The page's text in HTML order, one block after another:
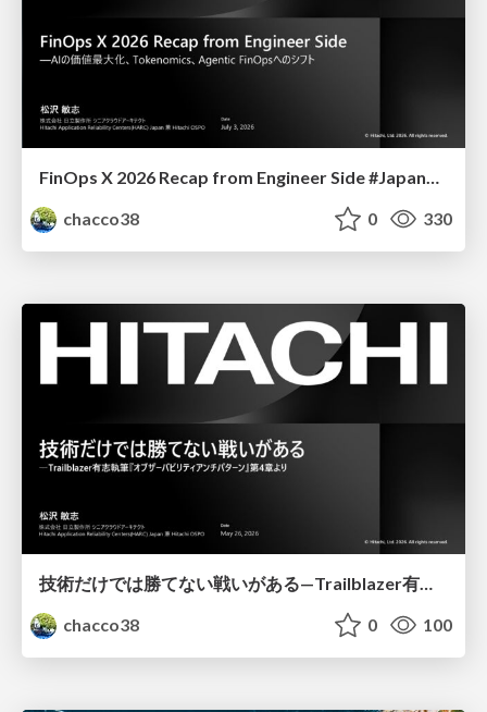
FinOps X 2026 Recap from Engineer Side #JapanFinOps
chacco38
0 330
chacco38
0 100